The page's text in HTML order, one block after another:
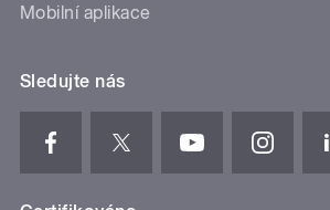
Mobilní aplikace
Sledujte nás